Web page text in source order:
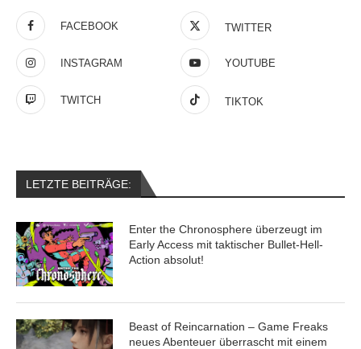
FACEBOOK TWITTER
INSTAGRAM YOUTUBE
TWITCH TIKTOK
LETZTE BEITRÄGE:
Enter the Chronosphere überzeugt im
Early Access mit taktischer Bullet-Hell-
Action absolut!
Beast of Reincarnation – Game Freaks
neues Abenteuer überrascht mit einem